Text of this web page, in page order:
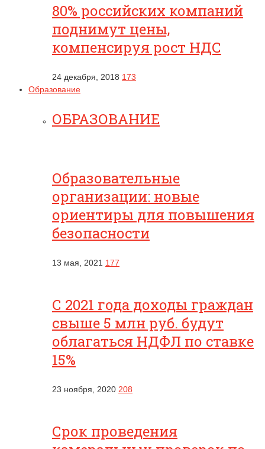
80% российских компаний
поднимут цены,
компенсируя рост НДС
24 декабря, 2018 173
Образование
ОБРАЗОВАНИЕ
Образовательные
организации: новые
ориентиры для повышения
безопасности
13 мая, 2021 177
С 2021 года доходы граждан
свыше 5 млн руб. будут
облагаться НДФЛ по ставке
15%
23 ноября, 2020 208
Срок проведения